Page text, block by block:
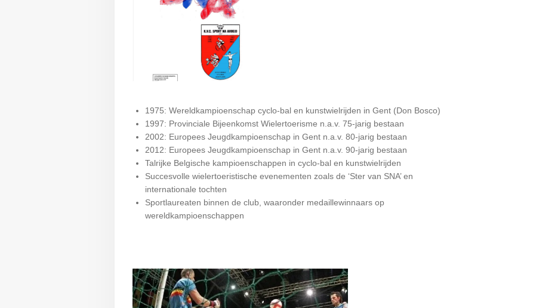
1975: Wereldkampioenschap cyclo-bal en kunstwielrijden in Gent (Don Bosco)
1997: Provinciale Bijeenkomst Wielertoerisme n.a.v. 75-jarig bestaan
2002: Europees Jeugdkampioenschap in Gent n.a.v. 80-jarig bestaan
2012: Europees Jeugdkampioenschap in Gent n.a.v. 90-jarig bestaan
Talrijke Belgische kampioenschappen in cyclo-bal en kunstwielrijden
Succesvolle wielertoeristische evenementen zoals de ‘Ster van SNA’ en
internationale tochten
Sportlaureaten binnen de club, waaronder medaillewinnaars op
wereldkampioenschappen